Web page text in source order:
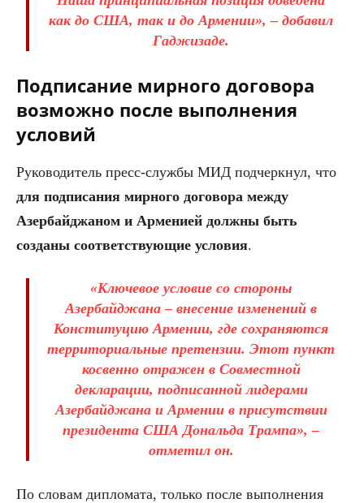
как до США, так и до Армении», – добавил
Гаджизаде.
Подписание мирного договора
возможно после выполнения
условий
Руководитель пресс-службы МИД подчеркнул, что
для подписания мирного договора между
Азербайджаном и Арменией должны быть
созданы соответствующие условия.
«Ключевое условие со стороны
Азербайджана – внесение изменений в
Конституцию Армении, где сохраняются
территориальные претензии. Этот пункт
косвенно отражен в Совместной
декларации, подписанной лидерами
Азербайджана и Армении в присутствии
президента США Дональда Трампа», –
отметил он.
По словам дипломата, только после выполнения